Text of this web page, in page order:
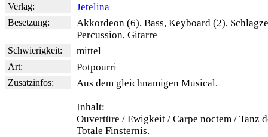
Verlag: Jetelina
Besetzung:
Akkordeon (6), Bass, Keyboard (2),
Percussion, Gitarre
Schwierigkeit: mittel
Art: Potpourri
Zusatzinfos: Aus dem gleichnamigen Musical.
Inhalt:
Ouvertüre / Ewigkeit / Carpe noctem / Tanz
Totale Finsternis.